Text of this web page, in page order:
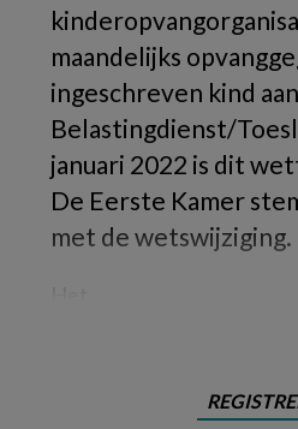
maandelijks
ingeschreven kind
Belastingdienst/
januari 2022 is dit
De Eerste Kamer
met de wetswijziging.